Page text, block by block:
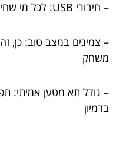
– חיבורי USB: לכל מי שחי על סוללה
– צמיגים במצב טוב: כן,
משחק
– גודל תא מטען אמיתי:
בדמיון